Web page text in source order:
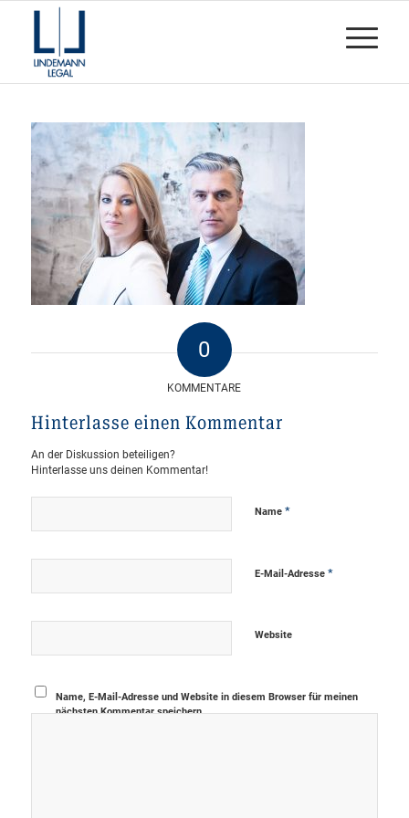
0
KOMMENTARE
Hinterlasse einen Kommentar
An der Diskussion beteiligen?
Hinterlasse uns deinen Kommentar!
Name *
E-Mail-Adresse *
Website
Name, E-Mail-Adresse und Website in diesem Browser für meinen
nächsten Kommentar speichern.